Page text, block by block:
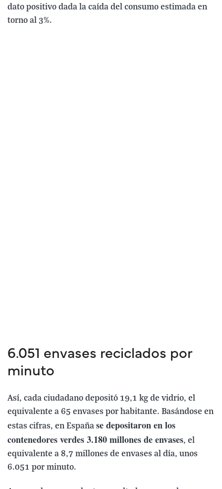
dato positivo dada la caída del consumo estimada en
torno al 3%.
6.051 envases reciclados por
minuto
Así, cada ciudadano depositó 19,1 kg de vidrio, el
equivalente a 65 envases por habitante. Basándose en
estas cifras, en España se depositaron en los
contenedores verdes 3.180 millones de envases, el
equivalente a 8,7 millones de envases al día, unos
6.051 por minuto.